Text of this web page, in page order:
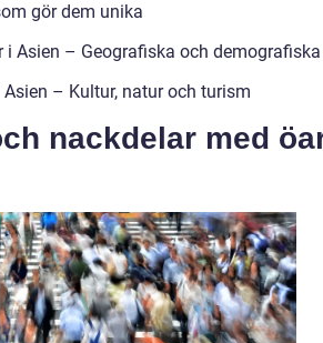
gör dem unika
Asien – Geografiska och
– Kultur, natur och turism
nackdelar med